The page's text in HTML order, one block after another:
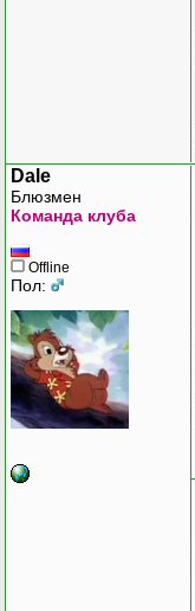
Dale
Блюзмен
Команда клуба
Offline
Пол: